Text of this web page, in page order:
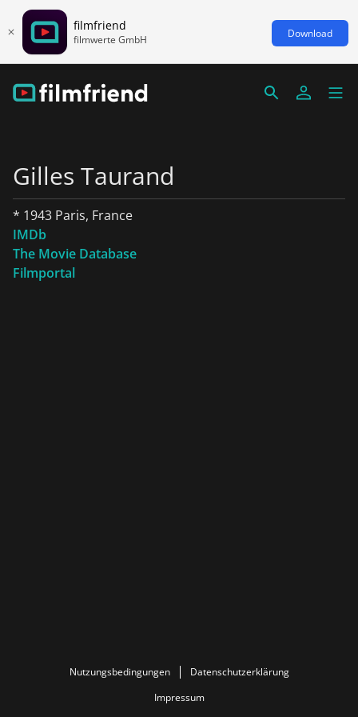
filmfriend
filmwerte GmbH Download
Gilles Taurand
* 1943 Paris, France
IMDb
The Movie Database
Filmportal
Nutzungsbedingungen
Datenschutzerklärung
Impressum